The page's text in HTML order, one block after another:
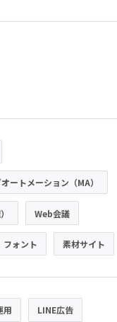
ートメーション（MA）
Web会議
フォント 素材サイト
用 LINE広告